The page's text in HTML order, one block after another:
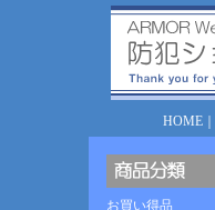
HOME｜